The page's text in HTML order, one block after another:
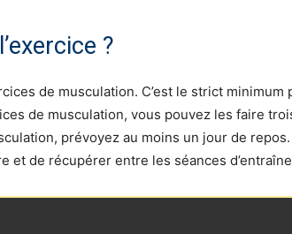
?​
de musculation. C’est le strict minimum
de musculation, vous pouvez les faire
prévoyez au moins un jour de
et de récupérer entre les séances